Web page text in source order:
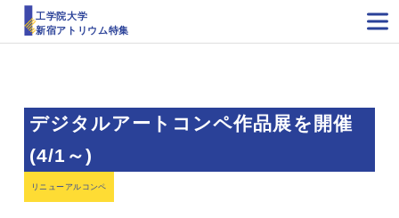
工学院大学
新宿アトリウム特集
デジタルアートコンペ作品展を開催
(4/1～)
リニューアルコンペ